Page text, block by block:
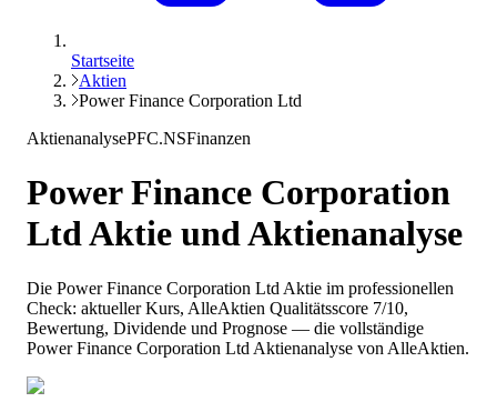
Startseite
Aktien
Power Finance Corporation Ltd
AktienanalysePFC.NSFinanzen
Power Finance Corporation
LtdAktie und Aktienanalyse
Die Power Finance Corporation Ltd Aktie im professionellen
Check: aktueller Kurs, AlleAktien Qualitätsscore 7/10,
Bewertung, Dividende und Prognose — die vollständige
Power Finance Corporation Ltd Aktienanalyse von AlleAktien.